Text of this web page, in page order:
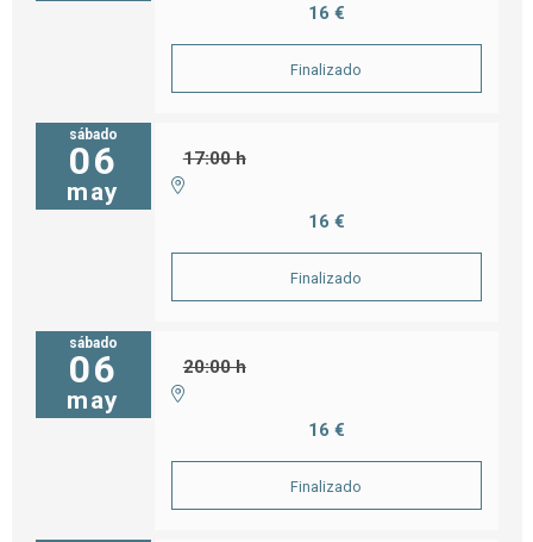
16 €
Finalizado
sábado
06
may
17:00 h
16 €
Finalizado
sábado
06
may
20:00 h
16 €
Finalizado